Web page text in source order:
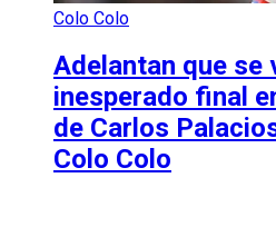
Colo Colo
Adelantan que se
inesperado final
de Carlos
Colo Colo